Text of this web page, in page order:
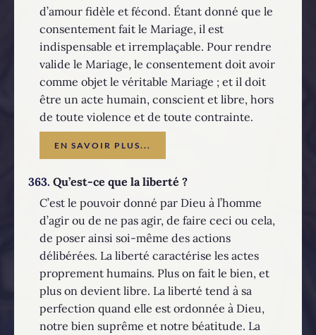
d’amour fidèle et fécond. Étant donné que le
consentement fait le Mariage, il est
indispensable et irremplaçable. Pour rendre
valide le Mariage, le consentement doit avoir
comme objet le véritable Mariage ; et il doit
être un acte humain, conscient et libre, hors
de toute violence et de toute contrainte.
EN SAVOIR PLUS...
363. Qu’est-ce que la liberté ?
C’est le pouvoir donné par Dieu à l’homme
d’agir ou de ne pas agir, de faire ceci ou cela,
de poser ainsi soi-même des actions
délibérées. La liberté caractérise les actes
proprement humains. Plus on fait le bien, et
plus on devient libre. La liberté tend à sa
perfection quand elle est ordonnée à Dieu,
notre bien suprême et notre béatitude. La